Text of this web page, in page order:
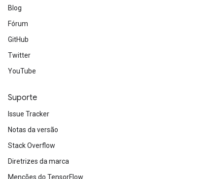
Blog
Fórum
GitHub
Twitter
YouTube
Suporte
Issue Tracker
Notas da versão
Stack Overflow
Diretrizes da marca
Menções do TensorFlow